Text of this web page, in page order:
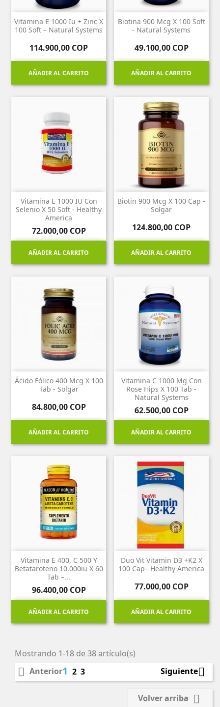
Vitamina E 1000 Iu + Zinc X
100 Soft – Natural Systems
Precio
114.900,00 COP
AÑADIR AL CARRITO
Biotina 900 Mcg X 100 Soft
- Natural Systems
Precio
49.100,00 COP
AÑADIR AL CARRITO
Vitamina E 1000 IU Con
Selenio X 50 Soft - Healthy
America
Precio
72.000,00 COP
AÑADIR AL CARRITO
Biotin 900 Mcg X 100 Cap -
Solgar
Precio
124.800,00 COP
AÑADIR AL CARRITO
Ácido Fólico 400 Mcg X 100
Tab - Solgar
Precio
84.800,00 COP
AÑADIR AL CARRITO
Vitamina C 1000 Mg Con
Rose Hips X 100 Tab -
Natural Systems
Precio
62.500,00 COP
AÑADIR AL CARRITO
Vitamina E 400, C 500 Y
Betataroteno 10.000iu X 60
Tab –...
Precio
96.400,00 COP
AÑADIR AL CARRITO
Duo Vit Vitamin D3 +K2 X
100 Cap– Healthy America
Precio
77.000,00 COP
AÑADIR AL CARRITO
Mostrando 1-18 de 38 artículo(s)
 Anterior1 2 3 Siguiente
Volver arriba 